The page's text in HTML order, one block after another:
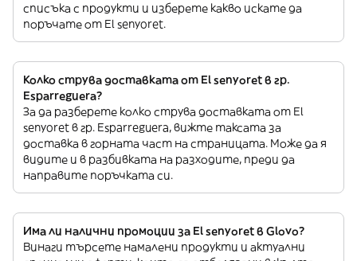
списъка с продукти и изберете какво искате да
поръчате от El senyoret.
Колко струва доставката от El senyoret в гр.
Esparreguera?
За да разберете колко струва доставката от El
senyoret в гр. Esparreguera, вижте таксата за
доставка в горната част на страницата. Може да я
видите и в разбивката на разходите, преди да
направите поръчката си.
Има ли налични промоции за El senyoret в Glovo?
Винаги търсете намалени продукти и актуални